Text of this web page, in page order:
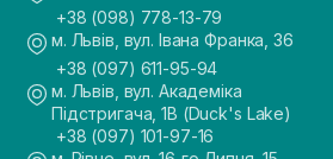
+38 (098) 778-13-79
м. Львів, вул. Івана Франка, 36
+38 (097) 611-95-94
м. Львів, вул. Академіка
Підстригача, 1В (Duck's Lake)
+38 (097) 101-97-16